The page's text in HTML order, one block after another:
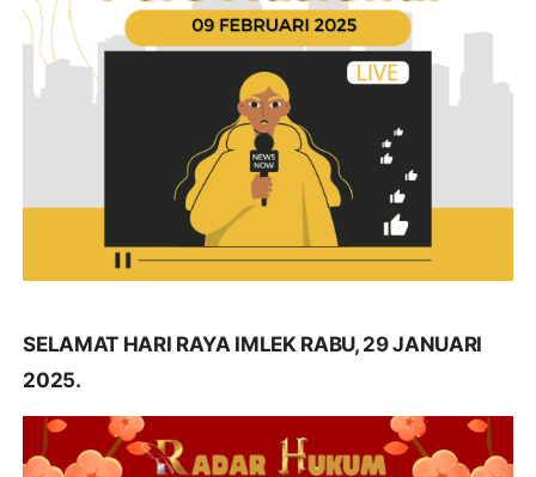
SELAMAT HARI RAYA IMLEK RABU, 29 JANUARI
2025.